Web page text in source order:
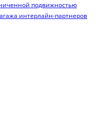
подвижностью
интерлайн-партнеров